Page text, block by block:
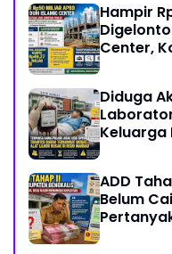
Hampir
Center,
Diduga
Keluarga
ADD
Belum